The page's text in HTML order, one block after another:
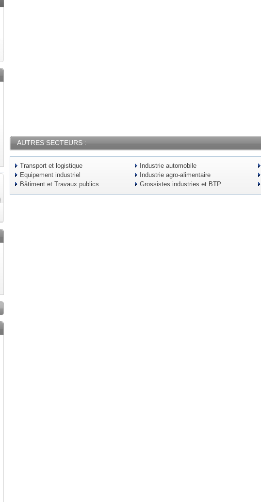
AUTRES SECTEURS :
Transport et logistique
Equipement industriel
Bâtiment et Travaux publics
Industrie automobile
Industrie agro-alimentaire
Grossistes industries et BTP